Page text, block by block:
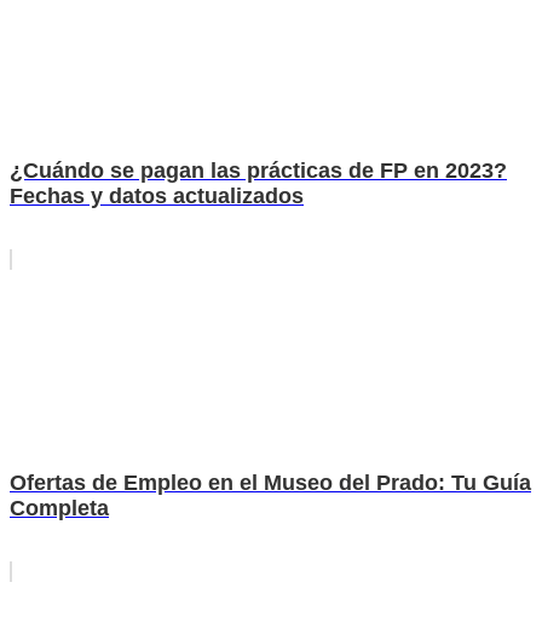
¿Cuándo se pagan las prácticas de FP en 2023?
Fechas y datos actualizados
Ofertas de Empleo en el Museo del Prado: Tu Guía
Completa